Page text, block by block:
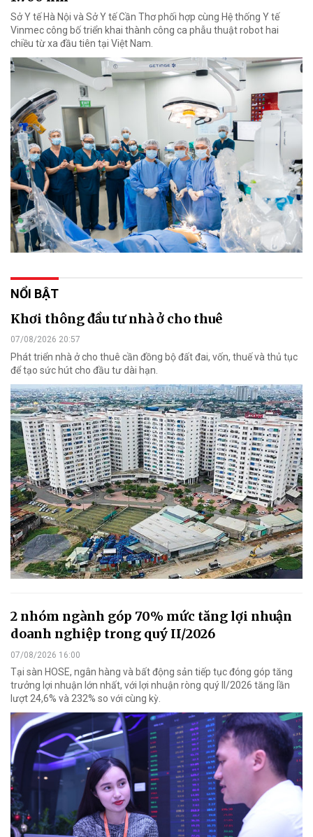
Sở Y tế Hà Nội và Sở Y tế Cần Thơ phối hợp cùng Hệ thống Y tế
Vinmec công bố triển khai thành công ca phẫu thuật robot hai
chiều từ xa đầu tiên tại Việt Nam.
NỔI BẬT
Khơi thông đầu tư nhà ở cho thuê
07/08/2026 20:57
Phát triển nhà ở cho thuê cần đồng bộ đất đai, vốn, thuế và thủ tục
để tạo sức hút cho đầu tư dài hạn.
2 nhóm ngành góp 70% mức tăng lợi nhuận
doanh nghiệp trong quý II/2026
07/08/2026 16:00
Tại sàn HOSE, ngân hàng và bất động sản tiếp tục đóng góp tăng
trưởng lợi nhuận lớn nhất, với lợi nhuận ròng quý II/2026 tăng lần
lượt 24,6% và 232% so với cùng kỳ.